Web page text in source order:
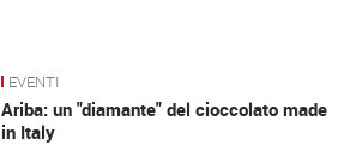
EVENTI
Ariba: un "diamante" del cioccolato made
in Italy